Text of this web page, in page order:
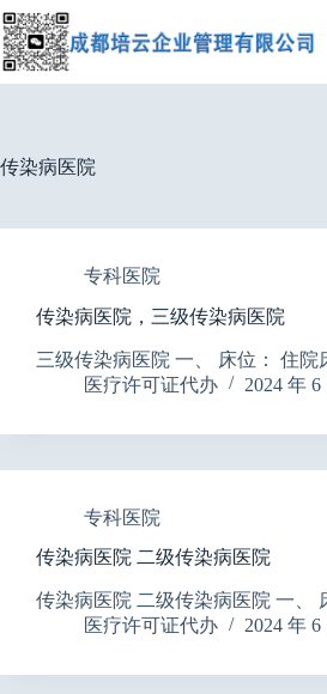
跳
至
内
容
传染病医院
专科医院
传染病医院，三级传染病医院
三级传染病医院 一、 床位： 住
医疗许可证代办
2024 年 6
专科医院
传染病医院 二级传染病医院
传染病医院 二级传染病医院 一、
医疗许可证代办
2024 年 6